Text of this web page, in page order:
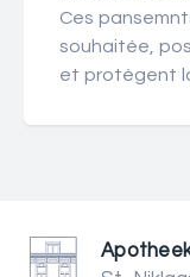
Ces
souhaitée,
et protègent